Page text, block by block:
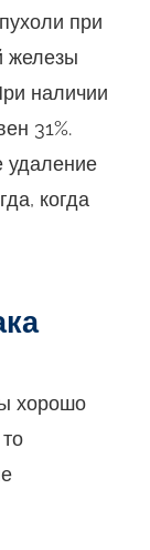
при
железы
наличии
31%.
удаление
когда
хорошо